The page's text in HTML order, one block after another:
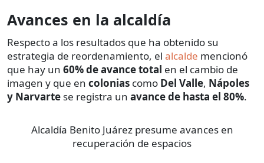
Avances en la alcaldía
Respecto a los resultados que ha obtenido su
estrategia de reordenamiento, el alcalde mencionó
que hay un 60% de avance total en el cambio de
imagen y que en colonias como Del Valle, Nápoles
y Narvarte se registra un avance de hasta el 80%.
Alcaldía Benito Juárez presume avances en
recuperación de espacios